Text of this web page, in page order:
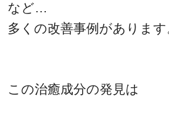
など…
多くの改善事例があります
この治癒成分の発見は